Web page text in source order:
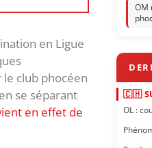
en Ligue
club phocéen
se séparant
en effet de
OM
🇨🇭
OL :